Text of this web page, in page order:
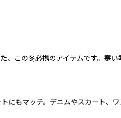
、この冬必携のアイテムです。寒
もマッチ。デニムやスカート、